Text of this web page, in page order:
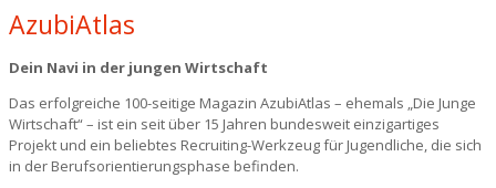
AzubiAtlas
Dein Navi in der jungen Wirtschaft
Das erfolgreiche 100-seitige Magazin AzubiAtlas – ehemals „Die Junge
Wirtschaft“ – ist ein seit über 15 Jahren bundesweit einzigartiges
Projekt und ein beliebtes Recruiting-Werkzeug für Jugendliche, die sich
in der Berufsorientierungsphase befinden.